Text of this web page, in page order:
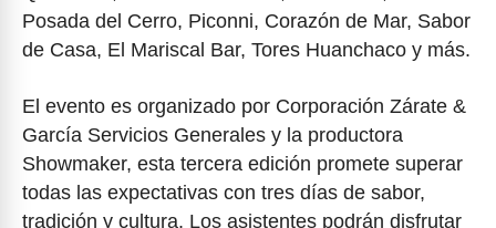
Posada del Cerro, Piconni, Corazón de Mar, Sabor
de Casa, El Mariscal Bar, Tores Huanchaco y más.
El evento es organizado por Corporación Zárate &
García Servicios Generales y la productora
Showmaker, esta tercera edición promete superar
todas las expectativas con tres días de sabor,
tradición y cultura. Los asistentes podrán disfrutar